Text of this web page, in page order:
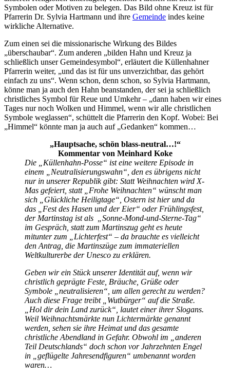
Symbolen oder Motiven zu belegen. Das Bild ohne Kreuz ist für
Pfarrerin Dr. Sylvia Hartmann und ihre Gemeinde indes keine
wirkliche Alternative.
Zum einen sei die missionarische Wirkung des Bildes
„überschaubar“. Zum anderen „bilden Hahn und Kreuz ja
schließlich unser Gemeindesymbol“, erläutert die Küllenhahner
Pfarrerin weiter, „und das ist für uns unverzichtbar, das gehört
einfach zu uns“. Wenn schon, denn schon, so Sylvia Hartmann,
könne man ja auch den Hahn beanstanden, der sei ja schließlich
christliches Symbol für Reue und Umkehr – „dann haben wir eines
Tages nur noch Wolken und Himmel, wenn wir alle christlichen
Symbole weglassen“, schüttelt die Pfarrerin den Kopf. Wobei: Bei
„Himmel“ könnte man ja auch auf „Gedanken“ kommen…
„Hauptsache, schön blass-neutral…!“
Kommentar von Meinhard Koke
Die „Küllenhahn-Posse“ ist eine weitere Episode in
einem „Neutralisierungswahn“, den es übrigens nicht
nur in unserer Republik gibt: Statt Weihnachten wird X-
Mas gefeiert, statt „Frohe Weihnachten“ wünscht man
sich „Glückliche Heiligtage“, Ostern ist hier und da
das „Fest des Hasen und der Eier“ oder Frühlingsfest,
der Martinstag ist als „Sonne-Mond-und-Sterne-Tag“
im Gespräch, statt zum Martinszug geht es heute
mitunter zum „Lichterfest“ – da brauchte es vielleicht
den Antrag, die Martinszüge zum immateriellen
Weltkulturerbe der Unesco zu erklären.
Geben wir ein Stück unserer Identität auf, wenn wir
christlich geprägte Feste, Bräuche, Grüße oder
Symbole „neutralisieren“, um allen gerecht zu werden?
Auch diese Frage treibt „Wutbürger“ auf die Straße.
„Hol dir dein Land zurück“, lautet einer ihrer Slogans.
Weil Weihnachtsmärkte nun Lichtermärkte genannt
werden, sehen sie ihre Heimat und das gesamte
christliche Abendland in Gefahr. Obwohl im „anderen
Teil Deutschlands“ doch schon vor Jahrzehnten Engel
in „geflügelte Jahresendfiguren“ umbenannt worden
waren…